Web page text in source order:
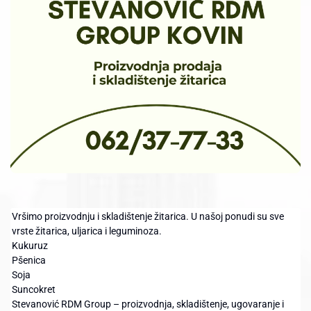
Vršimo proizvodnju i skladištenje žitarica. U našoj ponudi su sve
vrste žitarica, uljarica i leguminoza.
Kukuruz
Pšenica
Soja
Suncokret
Stevanović RDM Group – proizvodnja, skladištenje, ugovaranje i